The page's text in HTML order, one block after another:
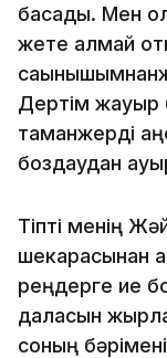
басады. Мен
жете алмай
Дертім жауыр
тамғанжерді
боздаудан
Тіпті менің
шекарасынан
реңдерге ие
даласын
соның